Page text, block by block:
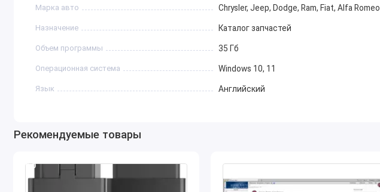
Dodge
Charger
Journey
Grand Caravan
Grand Cherokee
Compass
Марка авто Chrysler, Jeep, Dodge, Ram, Fiat, Alfa Romeo
Назначение Каталог запчастей
Объем программы 35 Гб
Операционная система Windows 10, 11
Язык Английский
Рекомендуемые товары
5.0